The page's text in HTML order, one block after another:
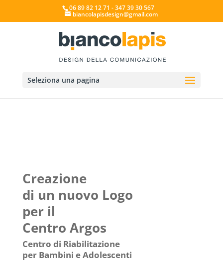
06 89 82 12 71 - 347 39 30 567
biancolapisdesign@gmail.com
Seleziona una pagina
Creazione
di un nuovo Logo
per il
Centro Argos
Centro di Riabilitazione
per Bambini e Adolescenti